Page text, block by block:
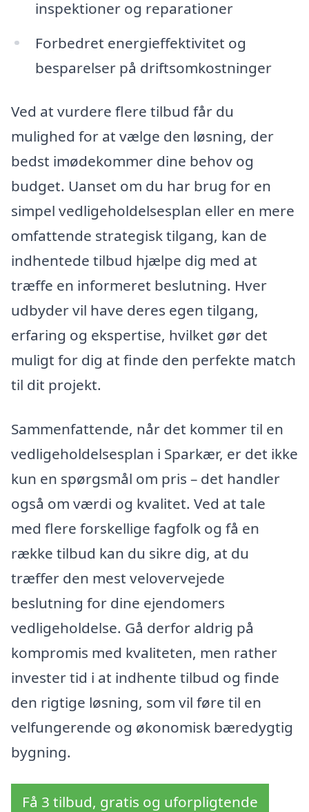
inspektioner og reparationer
Forbedret energieffektivitet og
besparelser på driftsomkostninger
Ved at vurdere flere tilbud får du
mulighed for at vælge den løsning, der
bedst imødekommer dine behov og
budget. Uanset om du har brug for en
simpel vedligeholdelsesplan eller en mere
omfattende strategisk tilgang, kan de
indhentede tilbud hjælpe dig med at
træffe en informeret beslutning. Hver
udbyder vil have deres egen tilgang,
erfaring og ekspertise, hvilket gør det
muligt for dig at finde den perfekte match
til dit projekt.
Sammenfattende, når det kommer til en
vedligeholdelsesplan i Sparkær, er det ikke
kun en spørgsmål om pris – det handler
også om værdi og kvalitet. Ved at tale
med flere forskellige fagfolk og få en
række tilbud kan du sikre dig, at du
træffer den mest velovervejede
beslutning for dine ejendomers
vedligeholdelse. Gå derfor aldrig på
kompromis med kvaliteten, men rather
invester tid i at indhente tilbud og finde
den rigtige løsning, som vil føre til en
velfungerende og økonomisk bæredygtig
bygning.
Få 3 tilbud, gratis og uforpligtende